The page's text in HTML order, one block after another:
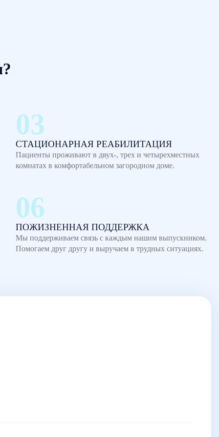
СТАЦИОНАРНАЯ РЕАБИЛИТАЦИЯ
Пациенты проживают в двух-, трех и четырехместных
комнатах в комфортабельном загородном доме.
ПОЖИЗНЕННАЯ ПОДДЕРЖКА
Мы поддерживаем связь с каждым нашим выпускником.
Помогаем друг другу и выручаем в трудных ситуациях.